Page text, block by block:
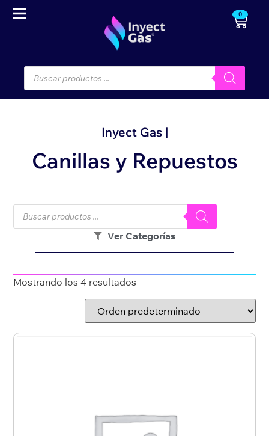
0
Inyect Gas |
Canillas y Repuestos
Ver Categorías
Mostrando los 4 resultados